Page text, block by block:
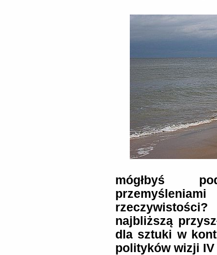
mógłbyś
najbliższą
dla sztuki w
polityków wizji IV